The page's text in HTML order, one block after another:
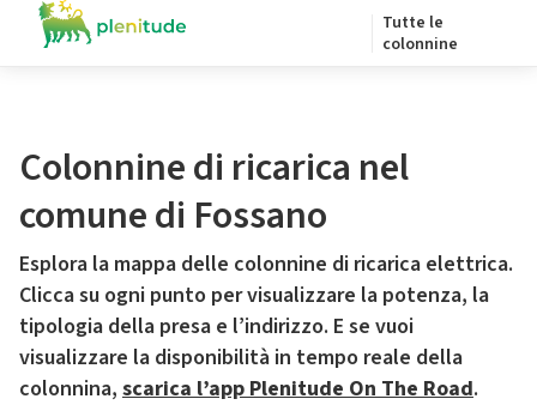
Tutte le
colonnine
Colonnine di ricarica nel
comune di Fossano
Esplora la mappa delle colonnine di ricarica elettrica.
Clicca su ogni punto per visualizzare la potenza, la
tipologia della presa e l’indirizzo. E se vuoi
visualizzare la disponibilità in tempo reale della
colonnina, scarica l’app Plenitude On The Road.